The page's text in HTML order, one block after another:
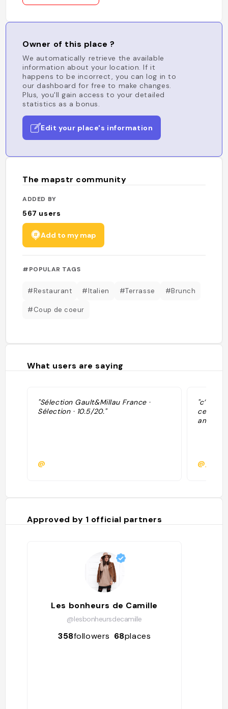
Owner of this place ?
We automatically retrieve the available
information about your location. If it
happens to be incorrect, you can log in to
our dashboard for free to make changes.
Plus, you'll gain access to your detailed
statistics as a bonus.
Edit your place's information
The mapstr community
ADDED BY
567 users
Add to my map
#POPULAR TAGS
#Restaurant #Italien #Terrasse #Brunch
#Coup de coeur
What users are saying
"Sélection Gault&Millau France ·
Sélection · 10.5/20."
@
"c’est
ce que
Approved by 1 official partners
Les bonheurs de Camille
@lesbonheursdecamille
358followers 68places